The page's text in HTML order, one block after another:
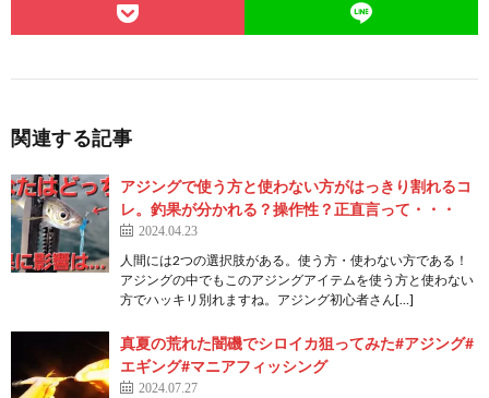
関連する記事
アジングで使う方と使わない方がはっきり割れるコ
レ。釣果が分かれる？操作性？正直言って・・・
2024.04.23
人間には2つの選択肢がある。使う方・使わない方である！
アジングの中でもこのアジングアイテムを使う方と使わない
方でハッキリ別れますね。アジング初心者さん[…]
真夏の荒れた闇磯でシロイカ狙ってみた#アジング#
エギング#マニアフィッシング
2024.07.27